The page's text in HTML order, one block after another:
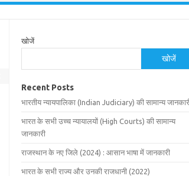
खोजें
खोजें
Recent Posts
भारतीय न्यायपालिका (Indian Judiciary) की सामान्य
भारत के सभी उच्च न्यायालयों (High Courts) की सामान्य
जानकारी
राजस्थान के नए जिले (2024) : आसान भाषा में जानकारी
भारत के सभी राज्य और उनकी राजधानी (2022)